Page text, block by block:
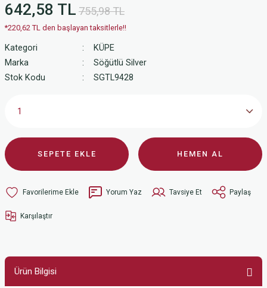
642,58 TL 755,98 TL
*220,62 TL den başlayan taksitlerle!!
Kategori
KÜPE
Marka
Söğütlü Silver
Stok Kodu
SGTL9428
SEPETE EKLE HEMEN AL
Yorum Yaz Tavsiye Et Paylaş
Karşılaştır
Ürün Bilgisi